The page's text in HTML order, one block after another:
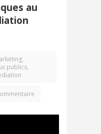
au
,
publics,